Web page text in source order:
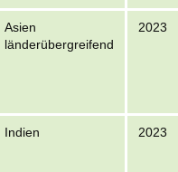
Asien
länderübergreifend
2023
Indien 2023